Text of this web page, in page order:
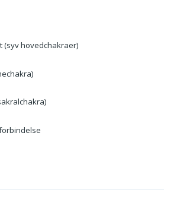
(syv hovedchakraer)